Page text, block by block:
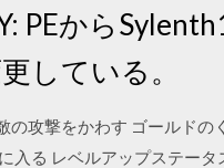
PEから
している。
の攻撃をかわす ゴールドの
入る レベルアップステータ